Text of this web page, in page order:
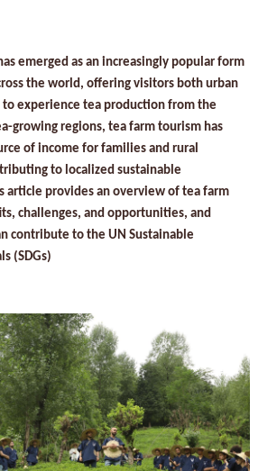
emerged as an increasingly popular form
the world, offering visitors both urban
to experience tea production from the
growing regions, tea farm tourism has
of income for families and rural
to localized sustainable
article provides an overview of tea farm
challenges, and opportunities, and
contribute to the UN Sustainable
(SDGs)